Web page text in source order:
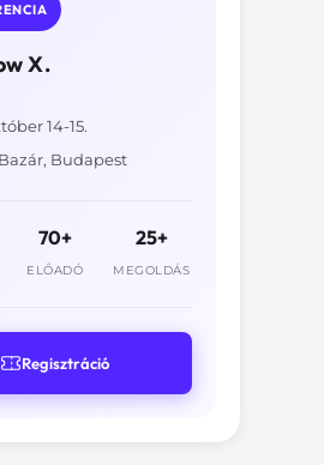
X.
14-15.
Budapest
70+
ELŐADÓ
25+
MEGOLDÁS
Regisztráció